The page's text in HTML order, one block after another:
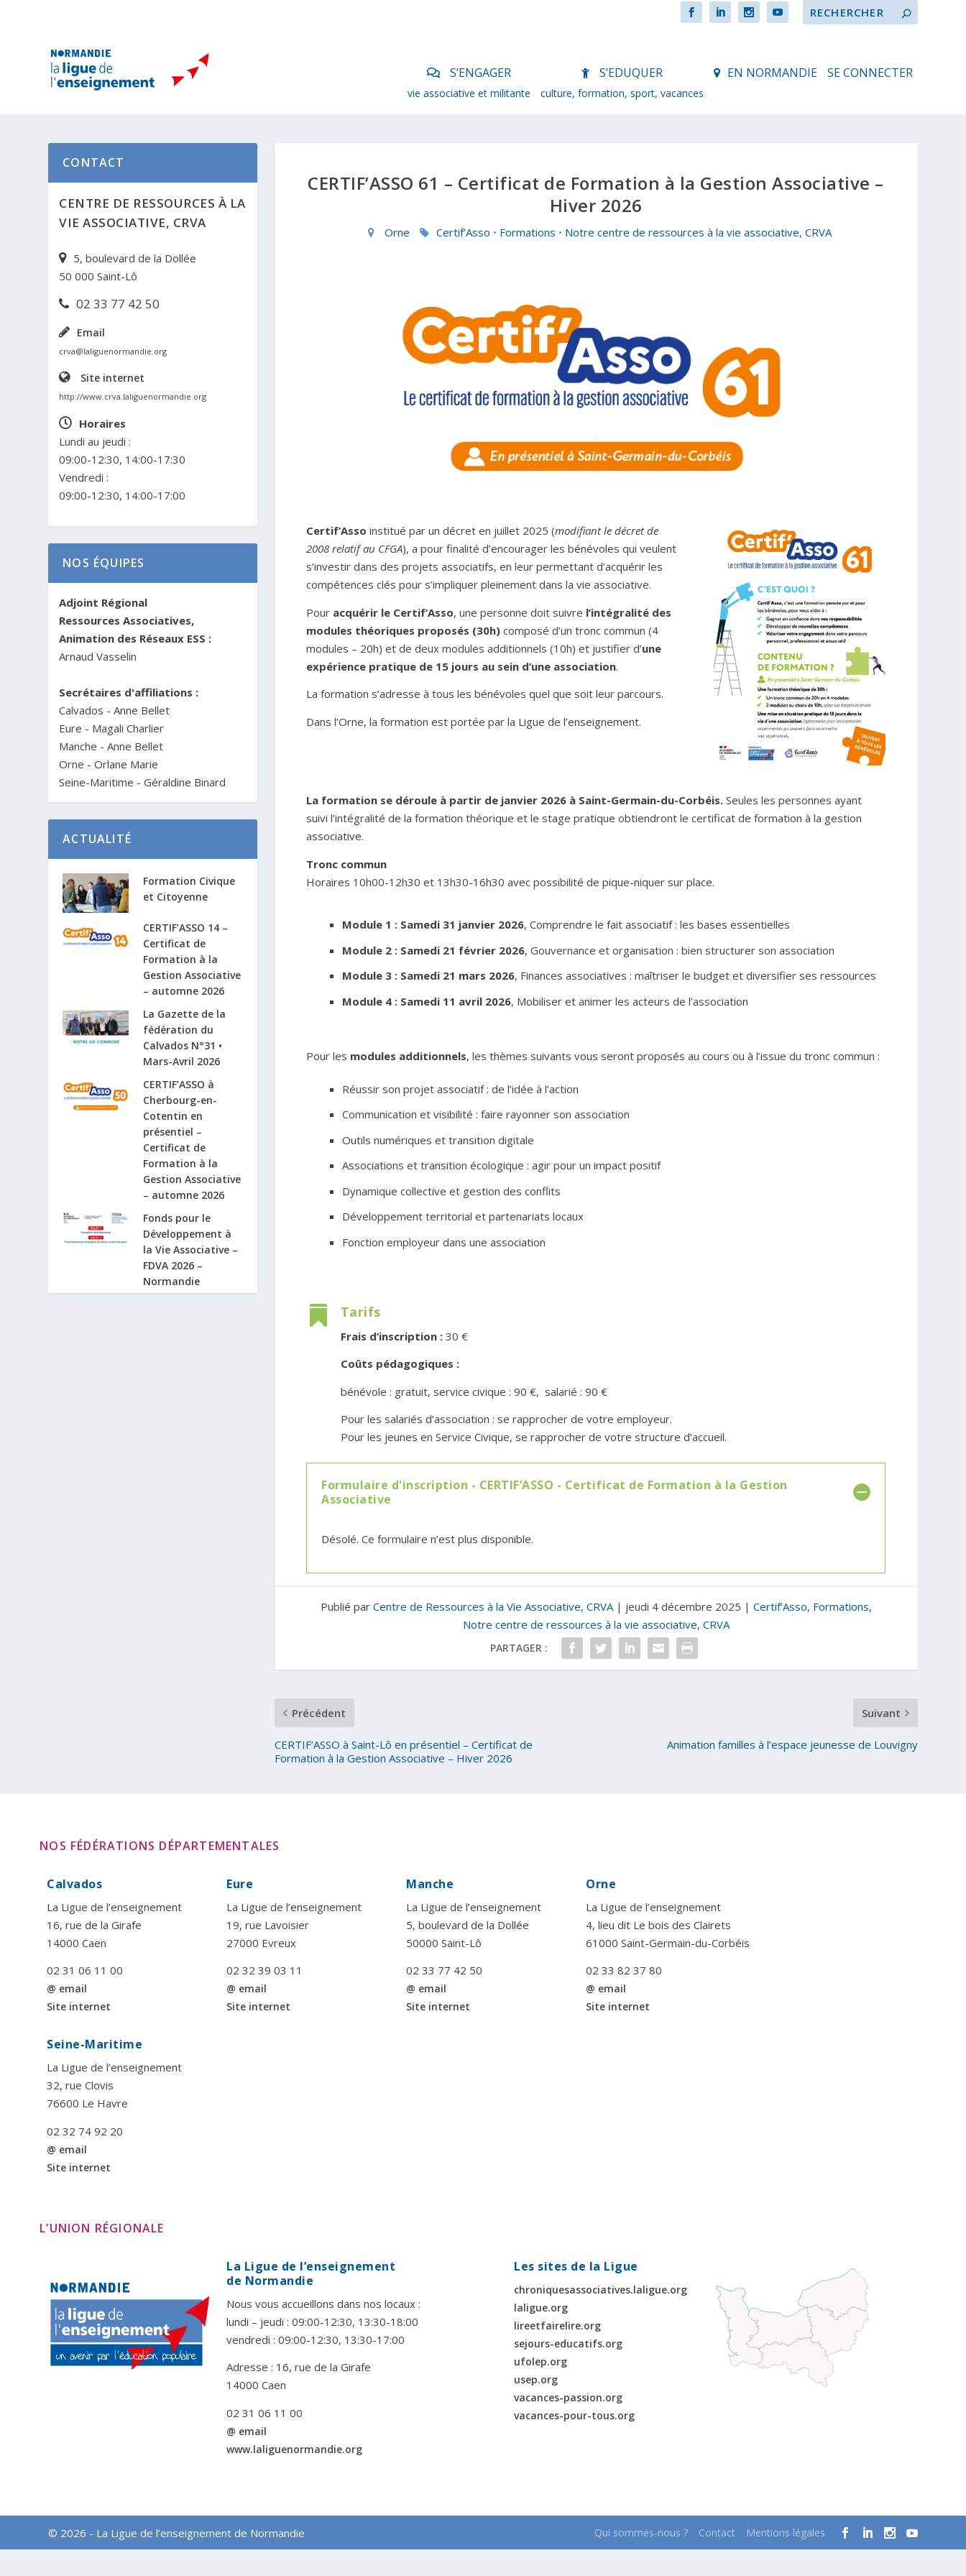
S’ENGAGER
vie associative et militante
S’EDUQUER
culture, formation, sport, vacances
EN NORMANDIE SE CONNECTER
CERTIF’ASSO 61 – Certificat de Formation à la Gestion Associative –
Hiver 2026
Orne Certif’Asso • Formations • Notre centre de ressources à la vie associative, CRVA
Certif’Asso institué par un décret en juillet 2025 (modifiant le décret de
2008 relatif au CFGA), a pour finalité d’encourager les bénévoles qui veulent
s’investir dans des projets associatifs, en leur permettant d’acquérir les
compétences clés pour s’impliquer pleinement dans la vie associative.
Pour acquérir le Certif’Asso, une personne doit suivre l’intégralité des
modules théoriques proposés (30h)composé d’un tronc commun (4
modules – 20h) et de deux modules additionnels (10h) et justifier d’une
expérience pratique de 15 jours au sein d’une association.
La formation s’adresse à tous les bénévoles quel que soit leur parcours.
Dans l’Orne, la formation est portée par la Ligue de l’enseignement.
La formation se déroule à partir de janvier 2026 à Saint-Germain-du-Corbéis.Seules les personnes ayant
suivi l’intégralité de la formation théorique et le stage pratique obtiendront le certificat de formation à la gestion
associative.
Tronc commun
Horaires 10h00-12h30 et 13h30-16h30 avec possibilité de pique-niquer sur place.
Module 1 : Samedi 31 janvier 2026, Comprendre le fait associatif : les bases essentielles
Module 2 : Samedi 21 février 2026, Gouvernance et organisation : bien structurer son association
Module 3 : Samedi 21 mars 2026, Finances associatives : maîtriser le budget et diversifier ses ressources
Module 4 : Samedi 11 avril 2026, Mobiliser et animer les acteurs de l’association
Pour les modules additionnels, les thèmes suivants vous seront proposés au cours ou à l’issue du tronc commun :
Réussir son projet associatif : de l’idée à l’action
Communication et visibilité : faire rayonner son association
Outils numériques et transition digitale
Associations et transition écologique : agir pour un impact positif
Dynamique collective et gestion des conflits
Développement territorial et partenariats locaux
Fonction employeur dans une association
 Tarifs
Frais d’inscription :30 €
Coûts pédagogiques :
bénévole : gratuit, service civique : 90 €, salarié : 90 €
Pour les salariés d’association : se rapprocher de votre employeur.
Pour les jeunes en Service Civique, se rapprocher de votre structure d’accueil.
Formulaire d'inscription - CERTIF’ASSO - Certificat de Formation à la Gestion
Associative
Désolé. Ce formulaire n’est plus disponible.
Publié par Centre de Ressources à la Vie Associative, CRVA| jeudi 4 décembre 2025 | Certif’Asso, Formations,
Notre centre de ressources à la vie associative, CRVA
PARTAGER :
Précédent
CERTIF’ASSO à Saint-Lô en présentiel – Certificat de
Formation à la Gestion Associative – Hiver 2026
Suivant
Animation familles à l’espace jeunesse de Louvigny
CONTACT
CENTRE DE RESSOURCES À LA
VIE ASSOCIATIVE, CRVA
5, boulevard de la Dollée
50 000 Saint-Lô
02 33 77 42 50
Email
crva@laliguenormandie.org
Site internet
http://www.crva.laliguenormandie.org
Horaires
Lundi au jeudi :
09:00-12:30, 14:00-17:30
Vendredi :
09:00-12:30, 14:00-17:00
NOS ÉQUIPES
Adjoint Régional
Ressources Associatives,
Animation des Réseaux ESS :
Arnaud Vasselin
Secrétaires d'affiliations :
Calvados - Anne Bellet
Eure - Magali Charlier
Manche - Anne Bellet
Orne - Orlane Marie
Seine-Maritime - Géraldine Binard
ACTUALITÉ
Formation Civique
et Citoyenne
CERTIF’ASSO 14 –
Certificat de
Formation à la
Gestion Associative
– automne 2026
La Gazette de la
fédération du
Calvados N°31 •
Mars-Avril 2026
CERTIF’ASSO à
Cherbourg-en-
Cotentin en
présentiel –
Certificat de
Formation à la
Gestion Associative
– automne 2026
Fonds pour le
Développement à
la Vie Associative –
FDVA 2026 –
Normandie
NOS FÉDÉRATIONS DÉPARTEMENTALES
Calvados
La Ligue de l’enseignement
16, rue de la Girafe
14000 Caen
02 31 06 11 00
@ email
Site internet
Eure
La Ligue de l’enseignement
19, rue Lavoisier
27000 Evreux
02 32 39 03 11
@ email
Site internet
Manche
La Ligue de l’enseignement
5, boulevard de la Dollée
50000 Saint-Lô
02 33 77 42 50
@ email
Site internet
Orne
La Ligue de l’enseignement
4, lieu dit Le bois des Clairets
61000 Saint-Germain-du-Corbéis
02 33 82 37 80
@ email
Site internet
Seine-Maritime
La Ligue de l’enseignement
32, rue Clovis
76600 Le Havre
02 32 74 92 20
@ email
Site internet
L’UNION RÉGIONALE
La Ligue de l’enseignement
de Normandie
Nous vous accueillons dans nos locaux :
lundi – jeudi : 09:00-12:30, 13:30-18:00
vendredi : 09:00-12:30, 13:30-17:00
Adresse : 16, rue de la Girafe
14000 Caen
02 31 06 11 00
@ email
www.laliguenormandie.org
Les sites de la Ligue
chroniquesassociatives.laligue.org
laligue.org
lireetfairelire.org
sejours-educatifs.org
ufolep.org
usep.org
vacances-passion.org
vacances-pour-tous.org
© 2026 - La Ligue de l’enseignement de Normandie Qui sommes-nous ? Contact Mentions légales